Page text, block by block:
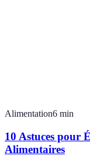
Alimentation6 min
10 Astuces pour
Alimentaires